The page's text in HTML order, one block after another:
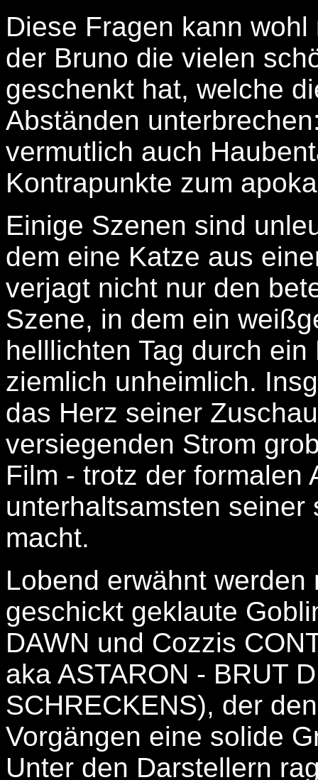
Diese Fragen kann
der Bruno die vielen
geschenkt hat, welche
Abständen
vermutlich auch
Kontrapunkte zum
Einige Szenen sind
dem eine Katze aus
verjagt nicht nur den
Szene, in dem ein
helllichten Tag durch
ziemlich unheimlich.
das Herz seiner
versiegenden Strom
Film - trotz der formalen
unterhaltsamsten
macht.
Lobend erwähnt werden
geschickt geklaute
DAWN und Cozzis
aka ASTARON - BRUT
SCHRECKENS), der
Vorgängen eine solide
Unter den Darstellern